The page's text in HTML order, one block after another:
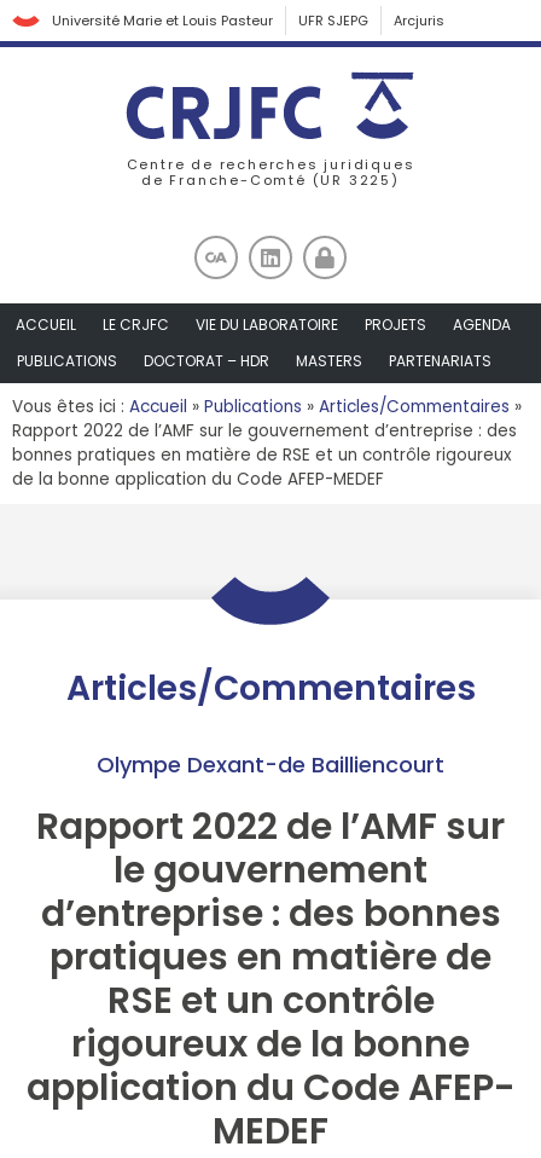
Université Marie et Louis Pasteur UFR SJEPG Arcjuris
Centre de recherches juridiques
de Franche-Comté (UR 3225)
ACCUEIL LE CRJFC VIE DU LABORATOIRE PROJETS
AGENDA
PUBLICATIONS
DOCTORAT – HDR MASTERS PARTENARIATS
Vous êtes ici : Accueil » Publications » Articles/Commentaires »
Rapport 2022 de l’AMF sur le gouvernement d’entreprise : des
bonnes pratiques en matière de RSE et un contrôle rigoureux
de la bonne application du Code AFEP-MEDEF
Articles/Commentaires
Olympe Dexant-de Bailliencourt
Rapport 2022 de l’AMF sur
le gouvernement
d’entreprise : des bonnes
pratiques en matière de
RSE et un contrôle
rigoureux de la bonne
application du Code AFEP-
MEDEF